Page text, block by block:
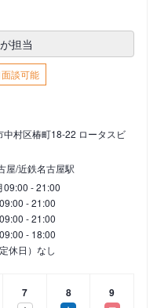
担当
談可能
中村区椿町18-22 ロータスビ
屋/近鉄名古屋駅
09:00 - 21:00
09:00 - 21:00
09:00 - 21:00
09:00 - 18:00
定休日）なし
7
8
9